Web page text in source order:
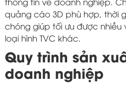
quảng cáo 3D phù hợp, thời
chóng giúp tối ưu được nhiều
loại hình TVC khác.
Quy trình sản
doanh nghiệp